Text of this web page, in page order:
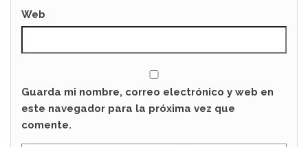
Web
Guarda mi nombre, correo electrónico y web en
este navegador para la próxima vez que
comente.